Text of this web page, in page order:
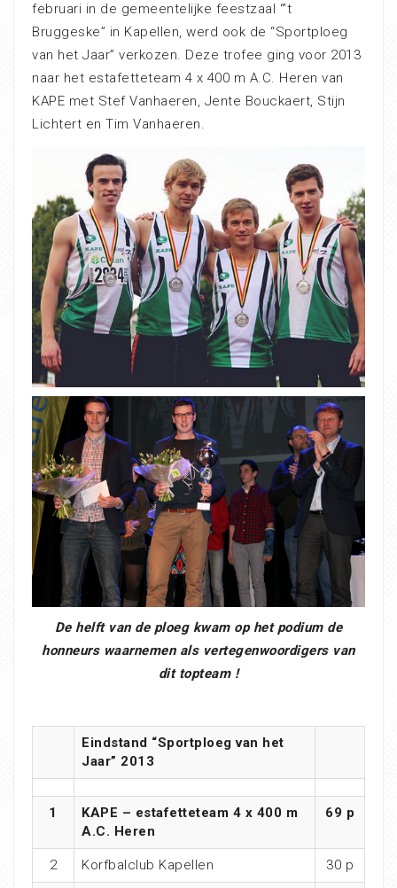
februari in de gemeentelijke feestzaal “’t
Bruggeske” in Kapellen, werd ook de “Sportploeg
van het Jaar” verkozen. Deze trofee ging voor 2013
naar het estafetteteam 4 x 400 m A.C. Heren van
KAPE met Stef Vanhaeren, Jente Bouckaert, Stijn
Lichtert en Tim Vanhaeren.
De helft van de ploeg kwam op het podium de
honneurs waarnemen als vertegenwoordigers van
dit topteam !
Eindstand “Sportploeg van het
Jaar” 2013
1
KAPE – estafetteteam 4 x 400 m
A.C. Heren
69 p
2 Korfbalclub Kapellen 30 p